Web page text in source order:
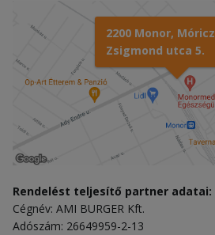
2200 Monor, Móricz
Zsigmond utca 5.
Rendelést teljesítő partner adatai:
Cégnév: AMI BURGER Kft.
Adószám: 26649959-2-13